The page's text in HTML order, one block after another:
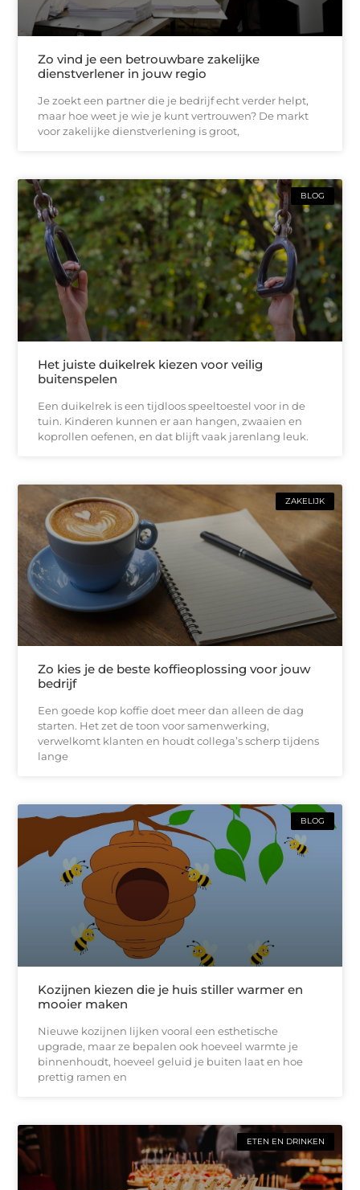
Zo vind je een betrouwbare zakelijke
dienstverlener in jouw regio
Je zoekt een partner die je bedrijf echt verder helpt,
maar hoe weet je wie je kunt vertrouwen? De markt
voor zakelijke dienstverlening is groot,
BLOG
Het juiste duikelrek kiezen voor veilig
buitenspelen
Een duikelrek is een tijdloos speeltoestel voor in de
tuin. Kinderen kunnen er aan hangen, zwaaien en
koprollen oefenen, en dat blijft vaak jarenlang leuk.
ZAKELIJK
Zo kies je de beste koffieoplossing voor jouw
bedrijf
Een goede kop koffie doet meer dan alleen de dag
starten. Het zet de toon voor samenwerking,
verwelkomt klanten en houdt collega’s scherp tijdens
lange
BLOG
Kozijnen kiezen die je huis stiller warmer en
mooier maken
Nieuwe kozijnen lijken vooral een esthetische
upgrade, maar ze bepalen ook hoeveel warmte je
binnenhoudt, hoeveel geluid je buiten laat en hoe
prettig ramen en
ETEN EN DRINKEN